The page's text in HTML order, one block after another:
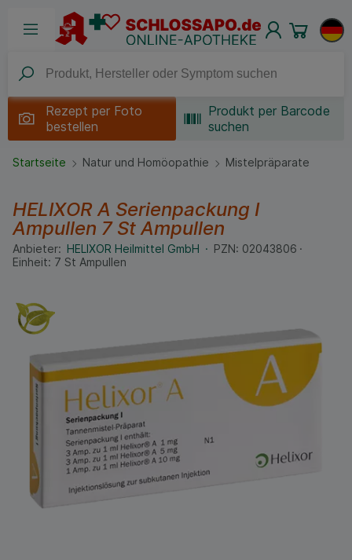
Rezept per Foto
bestellen
Produkt per Barcode
suchen
Startseite Natur und Homöopathie Mistelpräparate
HELIXOR A Serienpackung I
Ampullen 7 StAmpullen
Anbieter: HELIXOR Heilmittel GmbH PZN: 02043806
Einheit: 7 St Ampullen